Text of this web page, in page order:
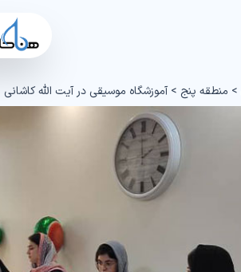
> منطقه پنج > آموزشگاه موسیقی در آیت الله کاشانی